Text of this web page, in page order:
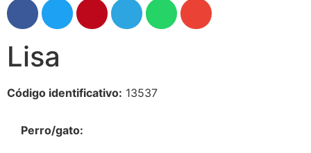
Lisa
Código identificativo: 13537
Perro/gato: